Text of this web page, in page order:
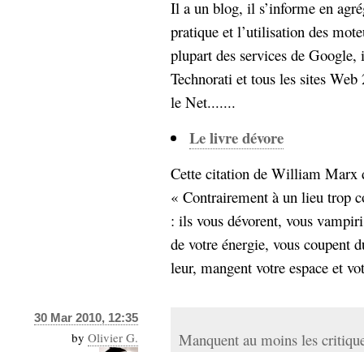
Il a un blog, il s’informe en
pratique et l’utilisation des
plupart des services de
Technorati et tous les sites
le Net.......
Le livre dévore
Cette citation de William Marx
« Contrairement à un lieu trop
: ils vous dévorent, vous
de votre énergie, vous coupent
leur, mangent votre espace et
30 Mar 2010, 12:35
by Olivier G.
Manquent au moins les